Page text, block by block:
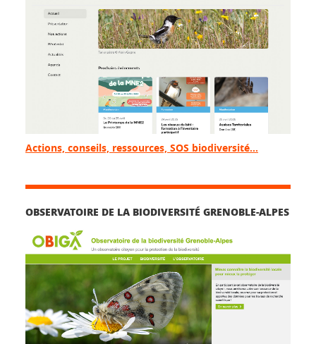
Actions, conseils, ressources, SOS biodiversité…
OBSERVATOIRE DE LA BIODIVERSITÉ GRENOBLE-ALPES